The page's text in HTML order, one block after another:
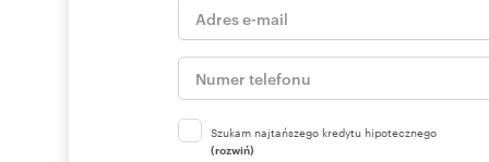
Szukam najtańszego kredytu hipotecznego
(rozwiń)